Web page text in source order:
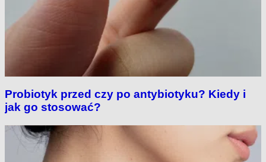
Probiotyk przed czy po antybiotyku? Kiedy i
jak go stosować?